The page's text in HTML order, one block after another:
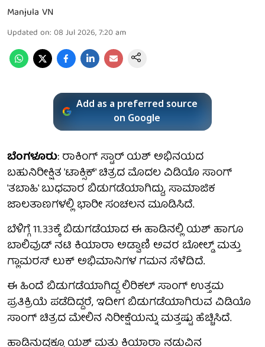
Manjula VN
Updated on: 08 Jul 2026, 7:20 am
Add as a preferred source
on Google
ಬೆಂಗಳೂರು: ರಾಕಿಂಗ್ ಸ್ಟಾರ್ ಯಶ್ ಅಭಿನಯದ
ಬಹುನಿರೀಕ್ಷಿತ 'ಟಾಕ್ಸಿಕ್' ಚಿತ್ರದ ಮೊದಲ ವಿಡಿಯೊ ಸಾಂಗ್
'ತಬಾಹಿ' ಬುಧವಾರ ಬಿಡುಗಡೆಯಾಗಿದ್ದು, ಸಾಮಾಜಿಕ
ಜಾಲತಾಣಗಳಲ್ಲಿ ಭಾರೀ ಸಂಚಲನ ಮೂಡಿಸಿದೆ.
ಬೆಳಿಗ್ಗೆ 11.33ಕ್ಕೆ ಬಿಡುಗಡೆಯಾದ ಈ ಹಾಡಿನಲ್ಲಿ ಯಶ್ ಹಾಗೂ
ಬಾಲಿವುಡ್ ನಟಿ ಕಿಯಾರಾ ಅಡ್ವಾಣಿ ಅವರ ಬೋಲ್ಡ್ ಮತ್ತು
ಗ್ಲಾಮರಸ್ ಲುಕ್ ಅಭಿಮಾನಿಗಳ ಗಮನ ಸೆಳೆದಿದೆ.
ಈ ಹಿಂದೆ ಬಿಡುಗಡೆಯಾಗಿದ್ದ ಲಿರಿಕಲ್ ಸಾಂಗ್ ಉತ್ತಮ
ಪ್ರತಿಕ್ರಿಯೆ ಪಡೆದಿದ್ದರೆ, ಇದೀಗ ಬಿಡುಗಡೆಯಾಗಿರುವ ವಿಡಿಯೊ
ಸಾಂಗ್ ಚಿತ್ರದ ಮೇಲಿನ ನಿರೀಕ್ಷೆಯನ್ನು ಮತ್ತಷ್ಟು ಹೆಚ್ಚಿಸಿದೆ.